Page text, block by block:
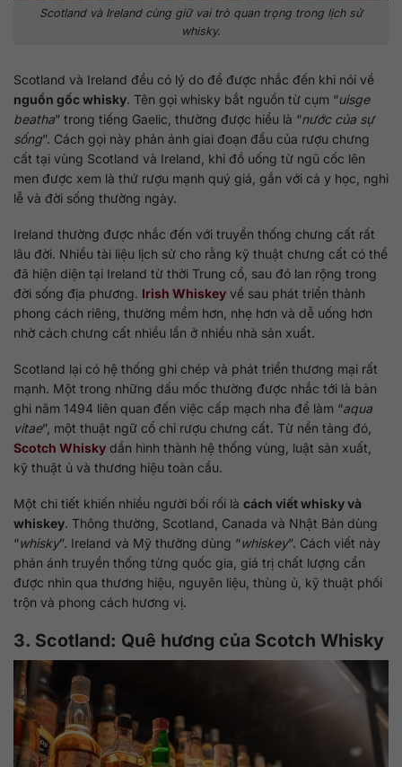
Scotland và Ireland cùng giữ vai trò quan trọng trong lịch sử
whisky.
Scotland và Ireland đều có lý do để được nhắc đến khi nói về
nguồn gốc whisky. Tên gọi whisky bắt nguồn từ cụm “uisge
beatha” trong tiếng Gaelic, thường được hiểu là “nước của sự
sống”. Cách gọi này phản ánh giai đoạn đầu của rượu chưng
cất tại vùng Scotland và Ireland, khi đồ uống từ ngũ cốc lên
men được xem là thứ rượu mạnh quý giá, gắn với cả y học, nghi
lễ và đời sống thường ngày.
Ireland thường được nhắc đến với truyền thống chưng cất rất
lâu đời. Nhiều tài liệu lịch sử cho rằng kỹ thuật chưng cất có thể
đã hiện diện tại Ireland từ thời Trung cổ, sau đó lan rộng trong
đời sống địa phương. Irish Whiskey về sau phát triển thành
phong cách riêng, thường mềm hơn, nhẹ hơn và dễ uống hơn
nhờ cách chưng cất nhiều lần ở nhiều nhà sản xuất.
Scotland lại có hệ thống ghi chép và phát triển thương mại rất
mạnh. Một trong những dấu mốc thường được nhắc tới là bản
ghi năm 1494 liên quan đến việc cấp mạch nha để làm “aqua
vitae”, một thuật ngữ cổ chỉ rượu chưng cất. Từ nền tảng đó,
Scotch Whisky dần hình thành hệ thống vùng, luật sản xuất,
kỹ thuật ủ và thương hiệu toàn cầu.
Một chi tiết khiến nhiều người bối rối là cách viết whisky và
whiskey. Thông thường, Scotland, Canada và Nhật Bản dùng
“whisky”. Ireland và Mỹ thường dùng “whiskey”. Cách viết này
phản ánh truyền thống từng quốc gia, giá trị chất lượng cần
được nhìn qua thương hiệu, nguyên liệu, thùng ủ, kỹ thuật phối
trộn và phong cách hương vị.
3. Scotland: Quê hương của Scotch Whisky